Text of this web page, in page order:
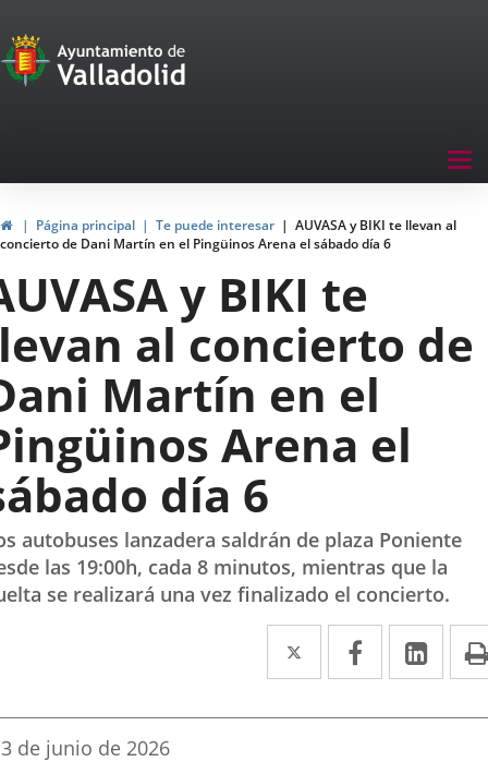
Portal
de
navegación
HomePágina principal Te puede interesar
AUVASA y BIKI te llevan al
concierto de Dani Martín en el Pingüinos Arena el sábado día 6
y BIKI te
al concierto de
Martín en el
Arena el
día 6
autobuses lanzadera saldrán de plaza Poniente
las 19:00h, cada 8 minutos, mientras que la
se realizará una vez finalizado el concierto.
Twitter
Enlace
a
una
Facebook
Enlace
a
una
a
una
Fecha
3 de junio de 2026